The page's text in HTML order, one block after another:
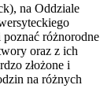
na Oddziale
różnorodne
oraz z ich
złożone i
na różnych